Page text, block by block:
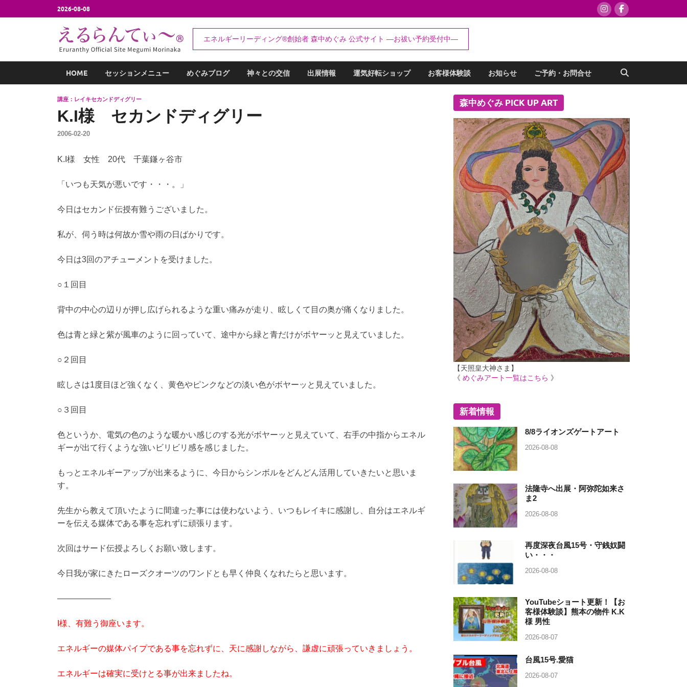
2026-08-08
えるらんてぃ～®
エネルギーリーディング®創始者 森中めぐみ｜お祓い・セッション予約受付中
エネルギーリーディング®創始者 森中めぐみ 公式サイト ―お祓い予約受付中―
HOME セッションメニュー めぐみブログ 神々との交信 出展情報 運気好転ショップ お客様体験談 お知らせ ご予約・お問合せ
講座：レイキセカンドディグリー
K.I様 セカンドディグリー
2006-02-20
K.I様 女性 20代 千葉鎌ヶ谷市
「いつも天気が悪いです・・・。」
今日はセカンド伝授有難うございました。
私が、伺う時は何故か雪や雨の日ばかりです。
今日は3回のアチューメントを受けました。
○１回目
背中の中心の辺りが押し広げられるような重い痛みが走り、眩しくて目の奥が痛くなりました。
色は青と緑と紫が風車のように回っていて、途中から緑と青だけがボヤーッと見えていました。
○２回目
眩しさは1度目ほど強くなく、黄色やピンクなどの淡い色がボヤーッと見えていました。
○３回目
色というか、電気の色のような暖かい感じのする光がボヤーッと見えていて、右手の中指からエネル
ギーが出て行くような強いビリビリ感を感じました。
もっとエネルギーアップが出来るように、今日からシンボルをどんどん活用していきたいと思いま
す。
先生から教えて頂いたように間違った事には使わないよう、いつもレイキに感謝し、自分はエネルギ
ーを伝える媒体である事を忘れずに頑張ります。
次回はサード伝授よろしくお願い致します。
今日我が家にきたローズクオーツのワンドとも早く仲良くなれたらと思います。
——————–
I様、有難う御座います。
エネルギーの媒体パイプである事を忘れずに、天に感謝しながら、謙虚に頑張っていきましょう。
エネルギーは確実に受けとる事が出来ましたね。
森中めぐみ PICK UP ART
【天照皇大神さま】
《めぐみアート一覧はこちら 》
新着情報
8/8ライオンズゲートアート
2026-08-08
法隆寺へ出展・阿弥陀如来さ
ま2
2026-08-08
再度深夜台風15号・守銭奴闘
い・・・
2026-08-08
YouTubeショート更新！【お
客様体験談】熊本の物件 K.K
様 男性
2026-08-07
台風15号.愛猫
2026-08-07